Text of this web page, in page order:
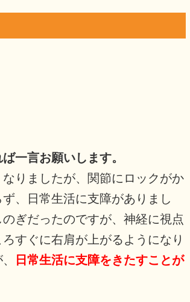
一言お願いします。
りましたが、関節にロックがか
、日常生活に支障がありまし
ぎだったのですが、神経に視点
すぐに右肩が上がるようになり
日常生活に支障をきたすことが